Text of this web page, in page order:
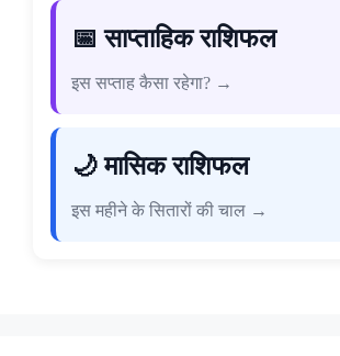
📅 साप्ताहिक राशिफल
इस सप्ताह कैसा रहेगा? →
🌙 मासिक राशिफल
इस महीने के सितारों की चाल →